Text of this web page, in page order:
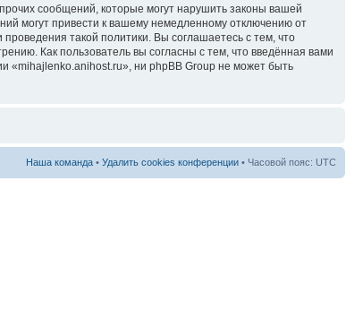
сообщений, которые могут нарушить законы вашей
могут привести к вашему немедленному отключению от
такой политики. Вы соглашаетесь с тем, что
Как пользователь вы согласны с тем, что введённая вами
«mihajlenko.anihost.ru», ни phpBB Group не может быть
Наша команда • Удалить cookies конференции • Часовой пояс: UTC